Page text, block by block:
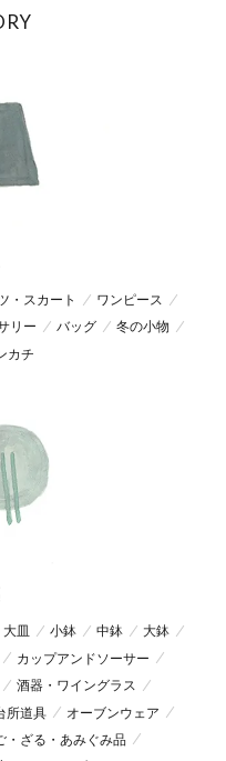
・スカート
ワンピース
リー バッグ
冬の小物
カチ
大皿 小鉢 中鉢
大鉢
カップアンドソーサー
酒器・ワイングラス
所道具
オーブンウェア
・ざる・あみぐみ品